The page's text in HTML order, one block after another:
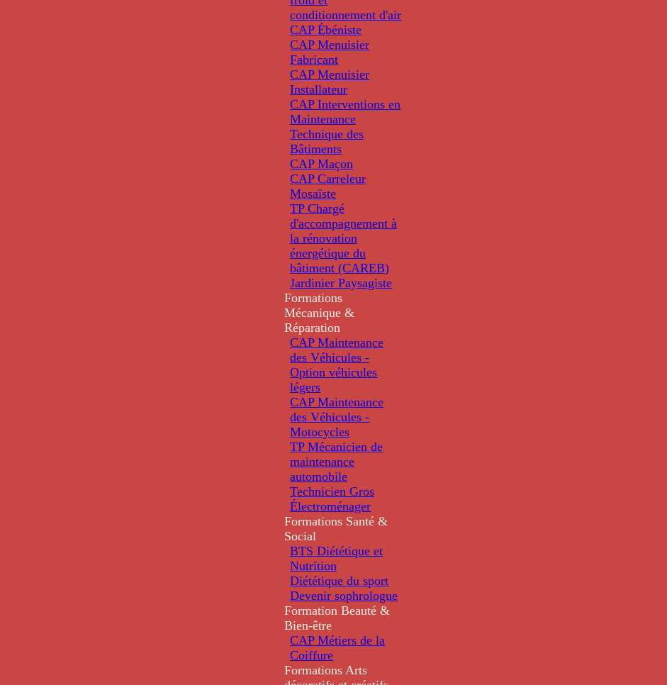
conditionnement d'air
CAP Ébéniste
CAP Menuisier
Fabricant
CAP Menuisier
Installateur
CAP Interventions en
Maintenance
Technique des
Bâtiments
CAP Maçon
CAP Carreleur
Mosaïste
TP Chargé
d'accompagnement à
la rénovation
énergétique du
bâtiment (CAREB)
Jardinier Paysagiste
Formations
Mécanique &
Réparation
CAP Maintenance
des Véhicules -
Option véhicules
légers
CAP Maintenance
des Véhicules -
Motocycles
TP Mécanicien de
maintenance
automobile
Technicien Gros
Électroménager
Formations Santé &
Social
BTS Diététique et
Nutrition
Diététique du sport
Devenir sophrologue
Formation Beauté &
Bien-être
CAP Métiers de la
Coiffure
Formations Arts